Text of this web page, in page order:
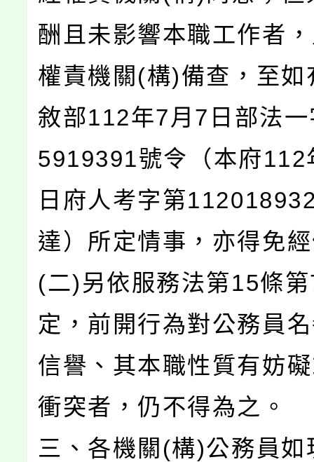
酬且未影響本職工作者
權責機關(構)備查，至如
敘部112年7月7日部法
5919391號令（本府112
日府人考字第
達）所定情事，亦得免
(二)另依服務法第15條
定，前開行為對公務員
信譽、其本職性質有妨
衝突者，仍不得為之。
三、各機關(構)公務員如